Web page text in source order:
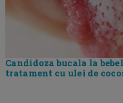
Candidoza bucala la
tratament cu ulei de